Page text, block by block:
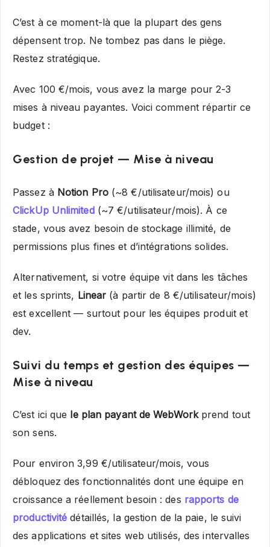
C’est à ce moment-là que la plupart des gens
dépensent trop. Ne tombez pas dans le piège.
Restez stratégique.
Avec 100 €/mois, vous avez la marge pour 2-3
mises à niveau payantes. Voici comment répartir ce
budget :
Gestion de projet — Mise à niveau
Passez à Notion Pro(~8 €/utilisateur/mois) ou
ClickUp Unlimited(~7 €/utilisateur/mois). À ce
stade, vous avez besoin de stockage illimité, de
permissions plus fines et d’intégrations solides.
Alternativement, si votre équipe vit dans les tâches
et les sprints, Linear (à partir de 8 €/utilisateur/mois)
est excellent — surtout pour les équipes produit et
dev.
Suivi du temps et gestion des équipes —
Mise à niveau
C’est ici que le plan payant de WebWorkprend tout
son sens.
Pour environ 3,99 €/utilisateur/mois, vous
débloquez des fonctionnalités dont une équipe en
croissance a réellement besoin : des rapports de
productivité détaillés, la gestion de la paie, le suivi
des applications et sites web utilisés, des intervalles